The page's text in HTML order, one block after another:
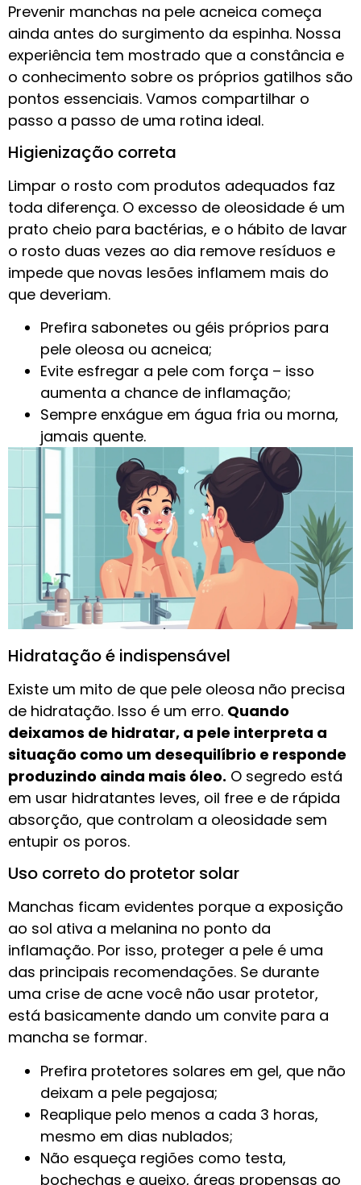
Prevenir manchas na pele acneica começa
ainda antes do surgimento da espinha. Nossa
experiência tem mostrado que a constância e
o conhecimento sobre os próprios gatilhos são
pontos essenciais. Vamos compartilhar o
passo a passo de uma rotina ideal.
Higienização correta
Limpar o rosto com produtos adequados faz
toda diferença. O excesso de oleosidade é um
prato cheio para bactérias, e o hábito de lavar
o rosto duas vezes ao dia remove resíduos e
impede que novas lesões inflamem mais do
que deveriam.
Prefira sabonetes ou géis próprios para
pele oleosa ou acneica;
Evite esfregar a pele com força – isso
aumenta a chance de inflamação;
Sempre enxágue em água fria ou morna,
jamais quente.
Hidratação é indispensável
Existe um mito de que pele oleosa não precisa
de hidratação. Isso é um erro. Quando
deixamos de hidratar, a pele interpreta a
situação como um desequilíbrio e responde
produzindo ainda mais óleo. O segredo está
em usar hidratantes leves, oil free e de rápida
absorção, que controlam a oleosidade sem
entupir os poros.
Uso correto do protetor solar
Manchas ficam evidentes porque a exposição
ao sol ativa a melanina no ponto da
inflamação. Por isso, proteger a pele é uma
das principais recomendações. Se durante
uma crise de acne você não usar protetor,
está basicamente dando um convite para a
mancha se formar.
Prefira protetores solares em gel, que não
deixam a pele pegajosa;
Reaplique pelo menos a cada 3 horas,
mesmo em dias nublados;
Não esqueça regiões como testa,
bochechas e queixo, áreas propensas ao